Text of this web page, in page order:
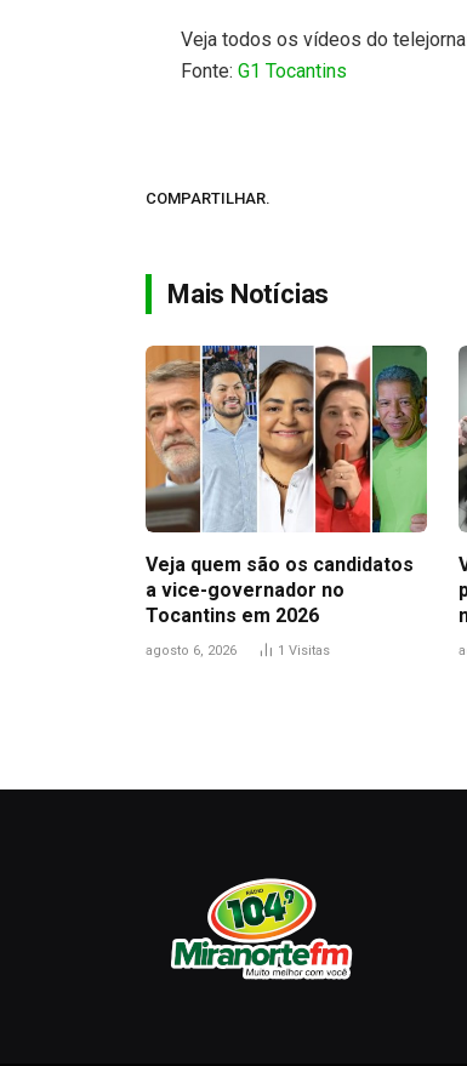
Veja todos os vídeos do
Fonte:G1 Tocantins
COMPARTILHAR.
Mais Notícias
Veja quem são os candidatos
a vice-governador no
Tocantins em 2026
agosto 6, 2026 1 Visitas